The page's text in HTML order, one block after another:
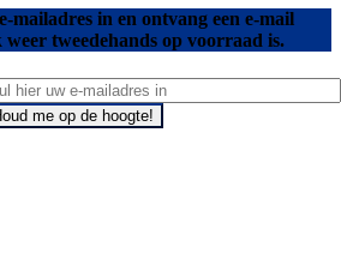
mailadres in en ontvang een e-mail
tweedehands op voorraad is.
me op de hoogte!